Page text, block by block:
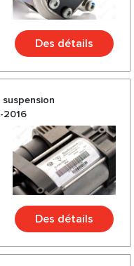
Des détails
2016
Des détails